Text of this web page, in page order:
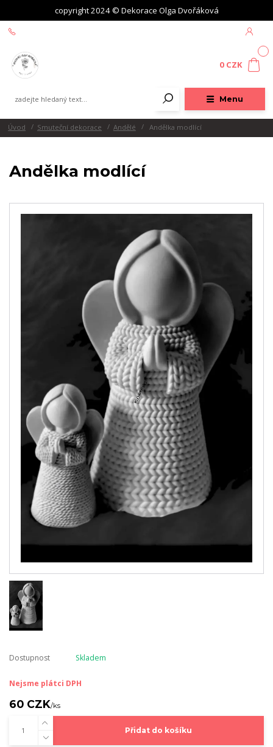
copyright 2024 © Dekorace Olga Dvořáková
Menu
0 CZK
Úvod Smuteční dekorace Andělé Andělka modlící
Andělka modlící
Dostupnost Skladem
Nejsme plátci DPH
60 CZK/ks
Přidat do košíku